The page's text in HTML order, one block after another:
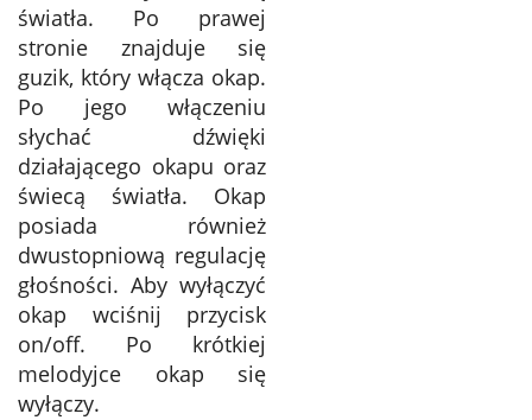
światła. Po prawej
stronie znajduje się
guzik, który włącza okap.
Po jego włączeniu
słychać dźwięki
działającego okapu oraz
świecą światła. Okap
posiada również
dwustopniową regulację
głośności. Aby wyłączyć
okap wciśnij przycisk
on/off. Po krótkiej
melodyjce okap się
wyłączy.